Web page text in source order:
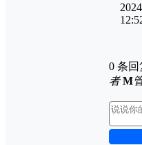
0 条回
者 M